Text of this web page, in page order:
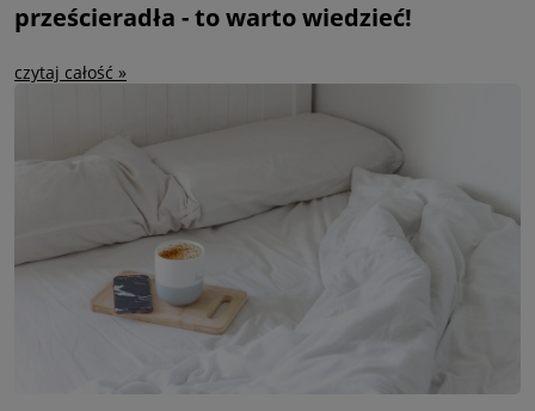
prześcieradła - to warto wiedzieć!
czytaj całość »